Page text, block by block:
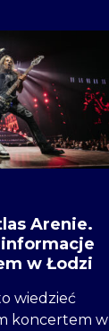
Arenie.
w Łodzi
wiedzieć
koncertem w